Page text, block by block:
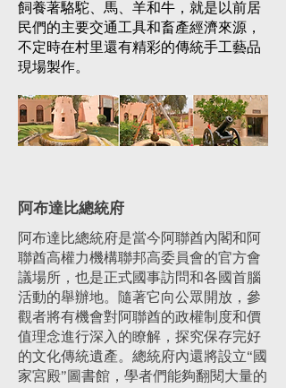
飼養著駱駝、馬、羊和牛，就是以前居
民們的主要交通工具和畜產經濟來源，
不定時在村里還有精彩的傳統手工藝品
現場製作。
阿布達比總統府
阿布達比總統府是當今阿聯酋內閣和阿
聯酋高權力機構聯邦高委員會的官方會
議場所，也是正式國事訪問和各國首腦
活動的舉辦地。隨著它向公眾開放，參
觀者將有機會對阿聯酋的政權制度和價
值理念進行深入的瞭解，探究保存完好
的文化傳統遺產。總統府內還將設立“國
家宮殿”圖書館，學者們能夠翻閱大量的